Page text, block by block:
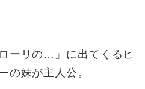
ーリの…」に出てくるヒ
の妹が主人公。